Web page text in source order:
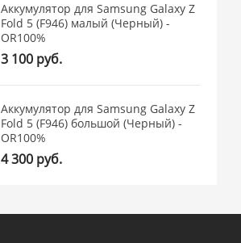
Аккумулятор для Samsung Galaxy Z
Fold 5 (F946) малый (Черный) -
OR100%
3 100 руб.
Аккумулятор для Samsung Galaxy Z
Fold 5 (F946) большой (Черный) -
OR100%
4 300 руб.